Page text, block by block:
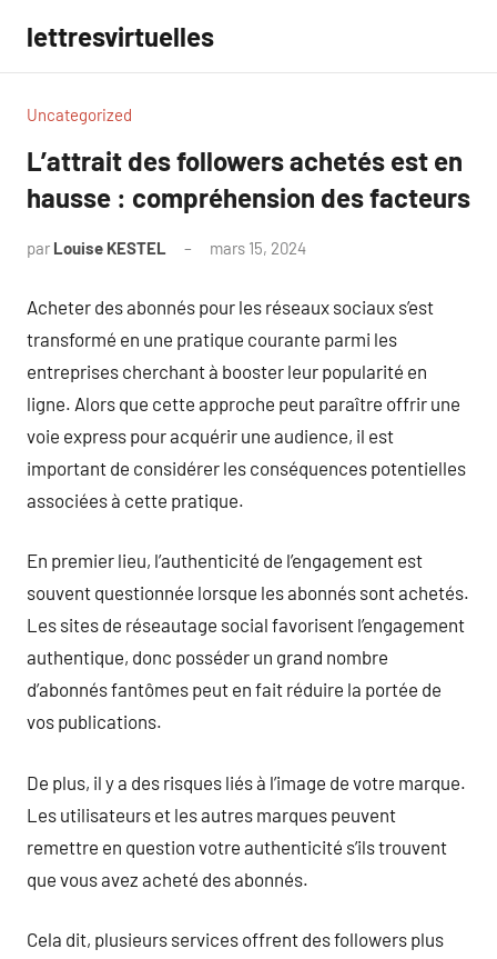
contenu
lettresvirtuelles
Uncategorized
L’attrait des followers achetés est en
hausse : compréhension des facteurs
par Louise KESTEL mars 15, 2024
Acheter des abonnés pour les réseaux sociaux s’est
transformé en une pratique courante parmi les
entreprises cherchant à booster leur popularité en
ligne. Alors que cette approche peut paraître offrir une
voie express pour acquérir une audience, il est
important de considérer les conséquences potentielles
associées à cette pratique.
En premier lieu, l’authenticité de l’engagement est
souvent questionnée lorsque les abonnés sont achetés.
Les sites de réseautage social favorisent l’engagement
authentique, donc posséder un grand nombre
d’abonnés fantômes peut en fait réduire la portée de
vos publications.
De plus, il y a des risques liés à l’image de votre marque.
Les utilisateurs et les autres marques peuvent
remettre en question votre authenticité s’ils trouvent
que vous avez acheté des abonnés.
Cela dit, plusieurs services offrent des followers plus